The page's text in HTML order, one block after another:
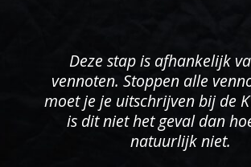
Deze stap is afhankelijk
vennoten. Stoppen alle
moet je je uitschrijven bij de
is dit niet het geval dan
natuurlijk niet.